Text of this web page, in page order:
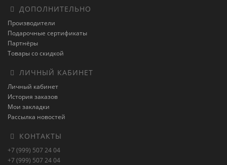
ДОПОЛНИТЕЛЬНО
Производители
Подарочные сертификаты
Партнёры
Товары со скидкой
ЛИЧНЫЙ КАБИНЕТ
Личный кабинет
История заказов
Мои закладки
Рассылка новостей
КОНТАКТЫ
+7 (999) 507 24 04
+7 (999) 507 24 04